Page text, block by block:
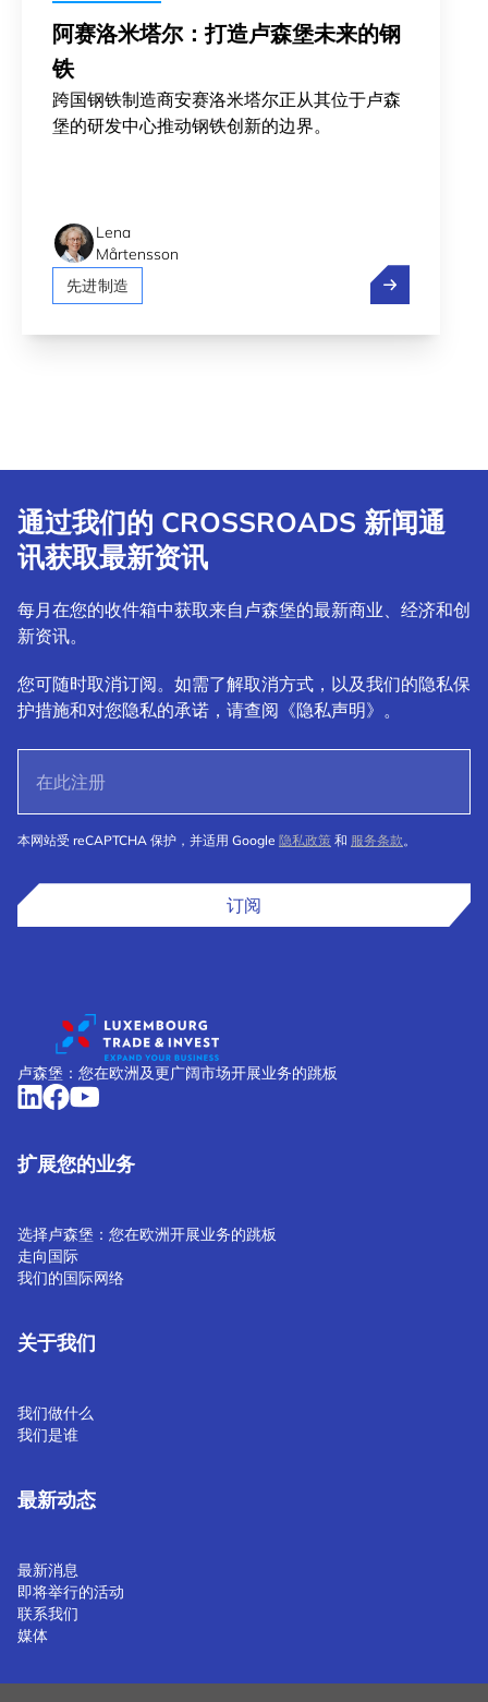
阿赛洛米塔尔：打造卢森堡未来的钢
铁
跨国钢铁制造商安赛洛米塔尔正从其位于卢森
堡的研发中心推动钢铁创新的边界。
Lena
Mårtensson
先进制造
阿赛洛米塔尔
通过我们的 CROSSROADS 新闻通
讯获取最新资讯
每月在您的收件箱中获取来自卢森堡的最新商业、经济和创
新资讯。
您可随时取消订阅。如需了解取消方式，以及我们的隐私保
护措施和对您隐私的承诺，请查阅《隐私声明》。
本网站受 reCAPTCHA 保护，并适用 Google 隐私政策 和 服务条款。
订阅
卢森堡：您在欧洲及更广阔市场开展业务的跳板
扩展您的业务
选择卢森堡：您在欧洲开展业务的跳板
走向国际
我们的国际网络
关于我们
我们做什么
我们是谁
最新动态
最新消息
即将举行的活动
联系我们
媒体